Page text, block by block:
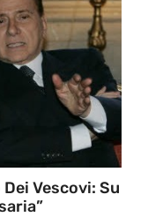
Dei Vescovi: Su